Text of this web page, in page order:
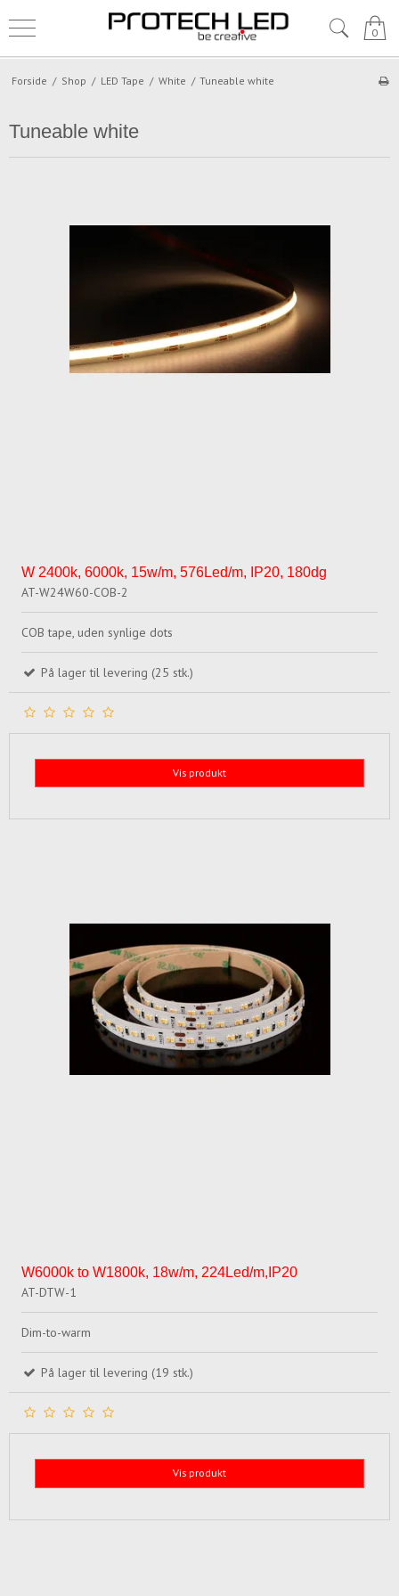
0
Forside / Shop / LED Tape / White / Tuneable white
Tuneable white
W 2400k, 6000k, 15w/m, 576Led/m, IP20, 180dg
AT-W24W60-COB-2
COB tape, uden synlige dots
På lager til levering (25 stk.)
Vis produkt
W6000k to W1800k, 18w/m, 224Led/m,IP20
AT-DTW-1
Dim-to-warm
På lager til levering (19 stk.)
Vis produkt